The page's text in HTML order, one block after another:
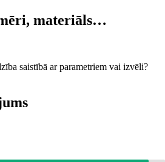
materiāls…
saistībā ar parametriem vai izvēli?